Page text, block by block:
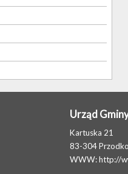
Urząd
Kartuska 21
83-304
WWW:http://